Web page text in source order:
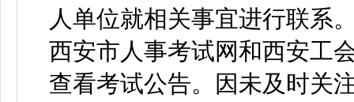
人单位就相关事宜进行联系
西安市人事考试网和西安工
查看考试公告。因未及时关